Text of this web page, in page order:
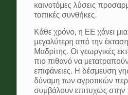
καινοτόμες λύσεις
τοπικές συνθήκες.
Κάθε χρόνο, η ΕΕ χάνει μια
μεγαλύτερη από την
Μαδρίτης. Οι γεωργικές
πιο πιθανό να
επιφάνειες. Η δέσμευση
δύναμη των αγροτικών
συμβάλουν επιτυχώς στην